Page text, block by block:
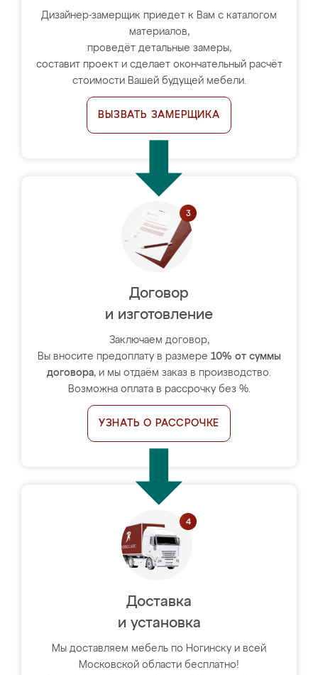
Дизайнер-замерщик приедет к Вам с каталогом
материалов,
проведёт детальные замеры,
составит проект и сделает окончательный расчёт
стоимости Вашей будущей мебели.
ВЫЗВАТЬ ЗАМЕРЩИКА
Договор
и изготовление
Заключаем договор,
Вы вносите предоплату в размере 10% от суммы
договора, и мы отдаём заказ в производство.
Возможна оплата в рассрочку без %.
УЗНАТЬ О РАССРОЧКЕ
Доставка
и установка
Мы доставляем мебель по Ногинску и всей
Московской области бесплатно!